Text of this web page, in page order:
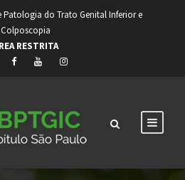
Patologia do Trato Genital Inferior e
Colposcopia
RESTRITA